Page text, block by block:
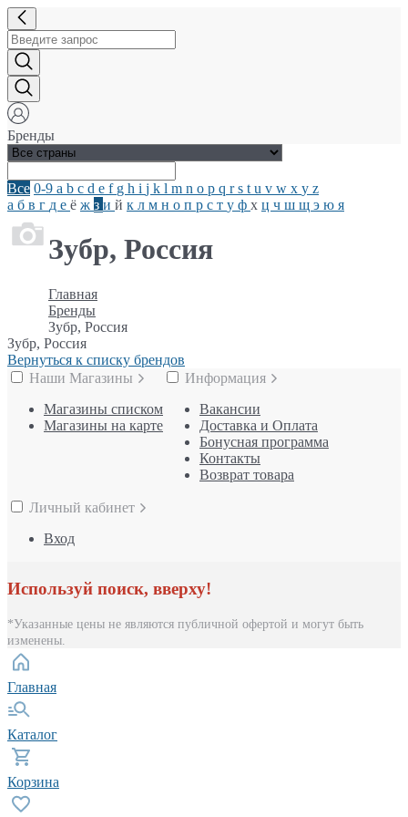
Бренды
Все 0-9 a b c d e f g h i j k l m n o p q rs t u v w x y z
а б в г д е ё ж з и й к л м н о п р с т у ф х ц ч ш щ э ю я
Зубр, Россия
Главная
Бренды
Зубр, Россия
Зубр, Россия
Вернуться к списку брендов
Наши Магазины
Магазины списком
Магазины на карте
Информация
Вакансии
Доставка и Оплата
Бонусная программа
Контакты
Возврат товара
Личный кабинет
Вход
Используй поиск, вверху!
*Указанные цены не являются публичной офертой и могут быть
изменены.
Главная
Каталог
Корзина